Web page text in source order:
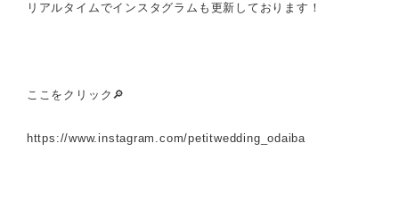
リアルタイムでインスタグラムも更新しております！
ここをクリック🔎
https://www.instagram.com/petitwedding_odaiba